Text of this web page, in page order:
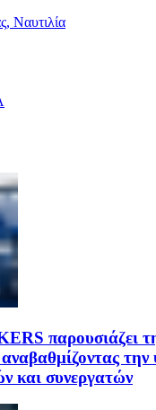
παρουσιάζει
αναβαθμίζοντας
και συνεργατών